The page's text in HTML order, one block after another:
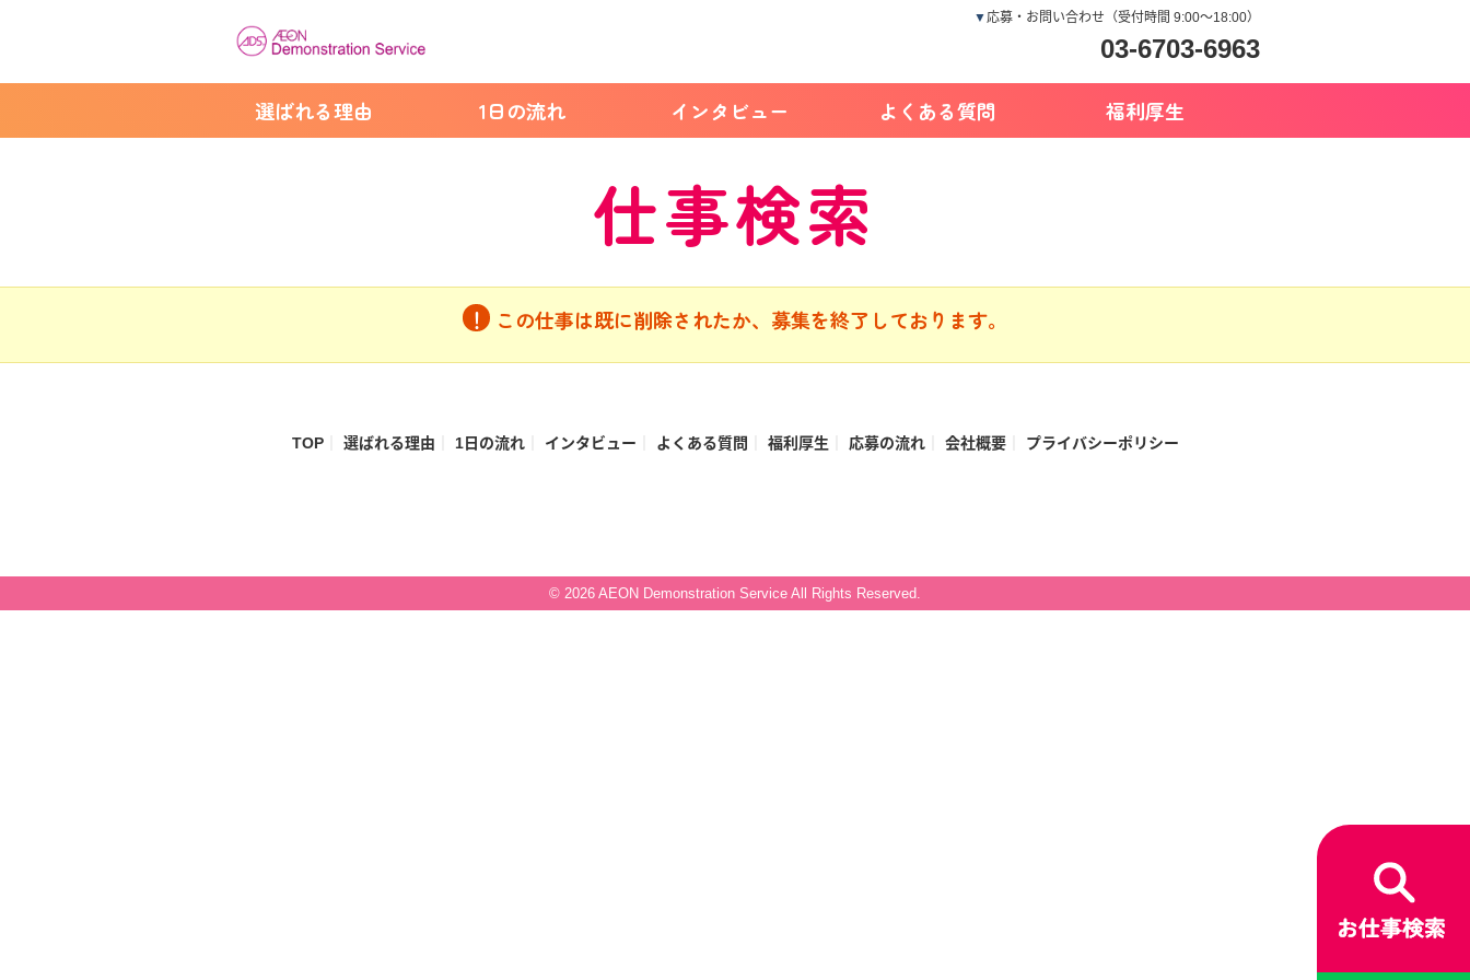
▼応募・お問い合わせ（受付時間 9:00～18:00）
03-6703-6963
選ばれる理由 1日の流れ インタビュー よくある質問 福利厚生
仕事検索
この仕事は既に削除されたか、募集を終了しております。
TOP 選ばれる理由 1日の流れ インタビュー よくある質問 福利厚生 応募の流れ 会社概要 プライバシーポリシー
© 2026 AEON Demonstration Service All Rights Reserved.